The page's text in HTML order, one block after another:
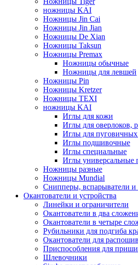
ножницы KAI
Ножницы Jin Cai
Ножницы Jin Jian
Ножницы De Xian
Ножницы Taksun
Ножницы Premax
Ножницы обычные
Ножницы для левшей
Ножницы Pin
Ножницы Kretzer
Ножницы TEXI
ножницы KAI
Иглы для кожи
Иглы для оверлоков,
Иглы для
Иглы подшивочные
Иглы специальные
Иглы
Ножницы разные
Ножницы Mundial
Снипперы, вспарыватели и
Окантователи и устройства
Линейки и ограничители
Окантователи в два
Окантователи в четыре
Рубильники для подгиба
Окантователи для
Приспособления для
Шлевочники